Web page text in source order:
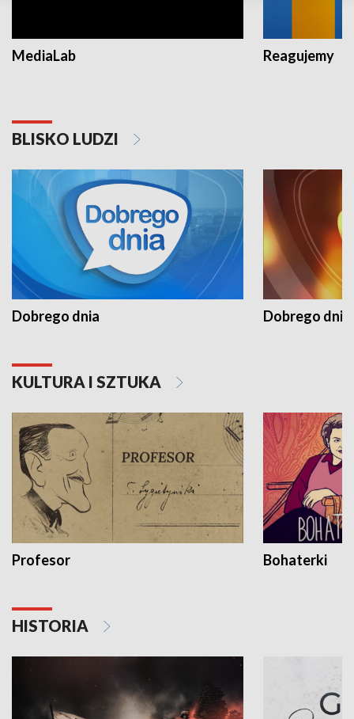
MediaLab Reagujemy
BLISKO LUDZI
Dobrego dnia Dobrego dnia
KULTURA I SZTUKA
Profesor Bohaterki
HISTORIA